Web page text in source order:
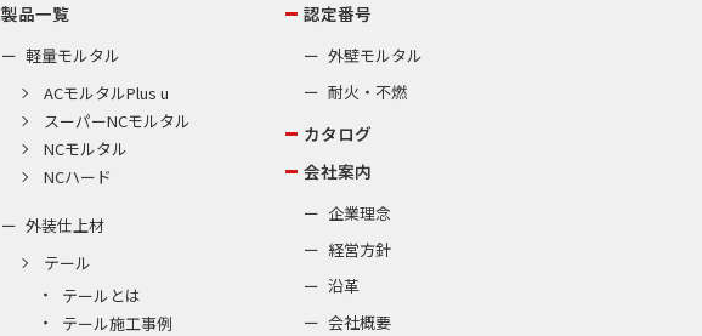
製品一覧
軽量モルタル
ACモルタルPlus u
スーパーNCモルタル
NCモルタル
NCハード
外装仕上材
テール
テールとは
テール施工事例
認定番号
外壁モルタル
耐火・不燃
カタログ
会社案内
企業理念
経営方針
沿革
会社概要